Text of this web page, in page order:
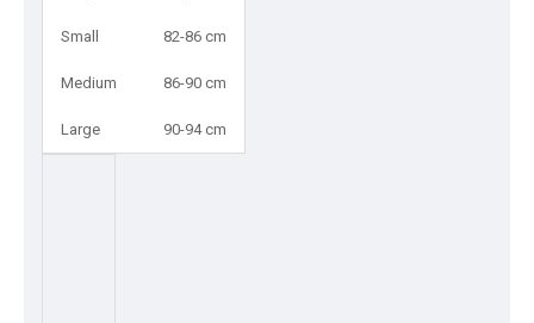
Small 82-86 cm
Medium 86-90 cm
Large 90-94 cm